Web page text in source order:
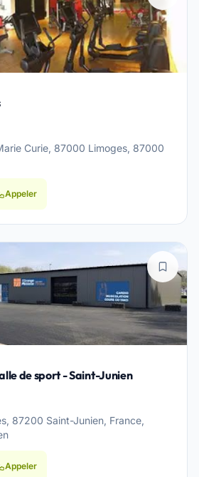
Curie, 87000 Limoges, 87000
Appeler
de sport - Saint-Junien
87200 Saint-Junien, France,
Appeler